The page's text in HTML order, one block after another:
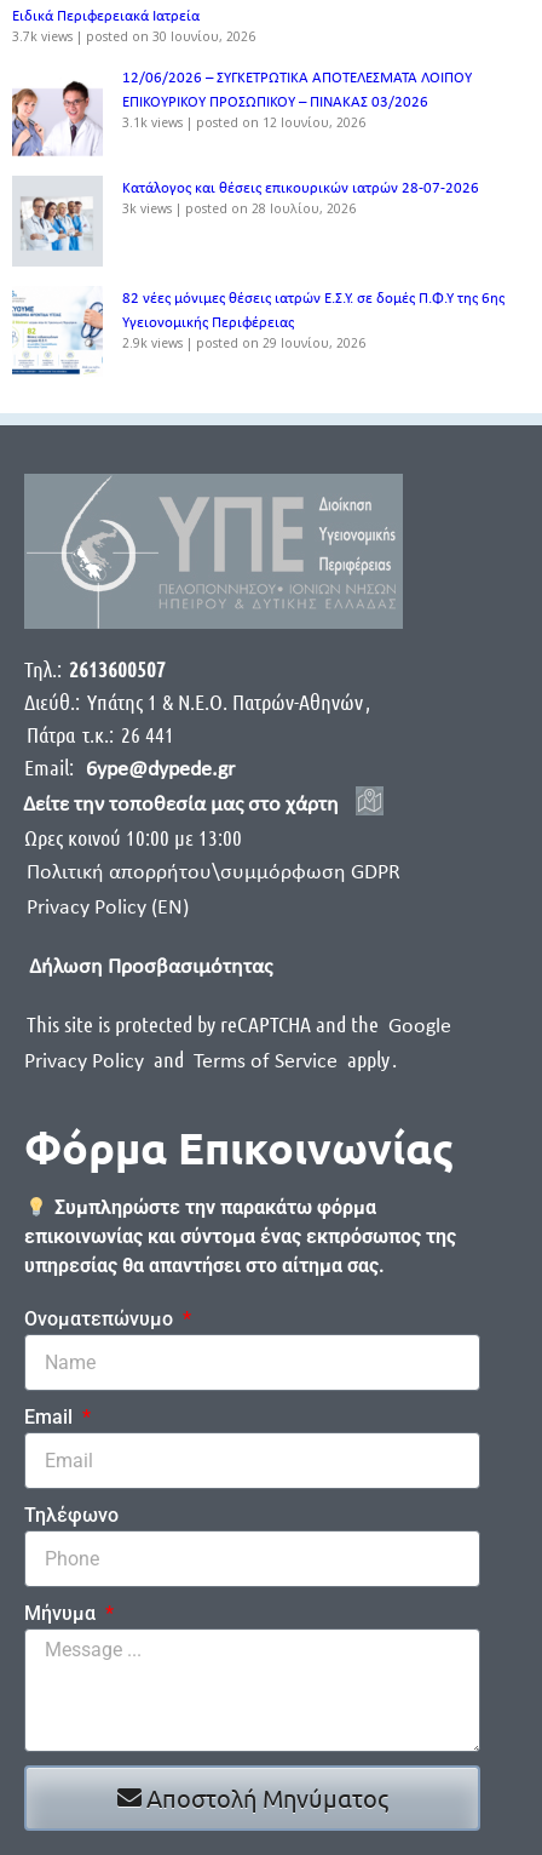
Ειδικά Περιφερειακά Ιατρεία
3.7k views | posted on 30 Ιουνίου, 2026
12/06/2026 – ΣΥΓΚΕΤΡΩΤΙΚΑ ΑΠΟΤΕΛΕΣΜΑΤΑ ΛΟΙΠΟΥ
ΕΠΙΚΟΥΡΙΚΟΥ ΠΡΟΣΩΠΙΚΟΥ – ΠΙΝΑΚΑΣ 03/2026
3.1k views | posted on 12 Ιουνίου, 2026
Κατάλογος και θέσεις επικουρικών ιατρών 28-07-2026
3k views | posted on 28 Ιουλίου, 2026
82 νέες μόνιμες θέσεις ιατρών Ε.Σ.Υ. σε δομές Π.Φ.Υ της 6ης
Υγειονομικής Περιφέρειας
2.9k views | posted on 29 Ιουνίου, 2026
Τηλ.: 2613600507
Διεύθ.: Yπάτης 1 & Ν.Ε.Ο. Πατρών-Αθηνών,
Πάτρα τ.κ.: 26 441
Email:
6ype@dypede.gr
Δείτε την τοποθεσία μας στο χάρτη
Ωρες κοινού 10:00 με 13:00
Πολιτική απορρήτου\συμμόρφωση GDPR
Privacy Policy (EN)
Δήλωση Προσβασιμότητας
This site is protected by reCAPTCHA and the Google
Privacy Policy and Terms of Service apply.
Φόρμα Επικοινωνίας
Συμπληρώστε την παρακάτω φόρμα
επικοινωνίας και σύντομα ένας εκπρόσωπος της
υπηρεσίας θα απαντήσει στο αίτημα σας.
Ονοματεπώνυμο
Email
Τηλέφωνο
Μήνυμα
Αποστολή Μηνύματος